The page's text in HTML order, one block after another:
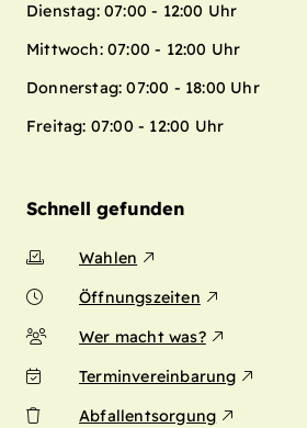
Dienstag: 07:00 - 12:00 Uhr
Mittwoch: 07:00 - 12:00 Uhr
Donnerstag: 07:00 - 18:00 Uhr
Freitag: 07:00 - 12:00 Uhr
Schnell gefunden
Wahlen
Öffnungszeiten
Wer macht was?
Terminvereinbarung
Abfallentsorgung